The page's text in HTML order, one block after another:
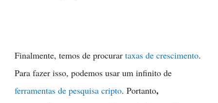
Finalmente, temos de procurar taxas de crescimento.
Para fazer isso, podemos usar um infinito de
ferramentas de pesquisa cripto. Portanto,